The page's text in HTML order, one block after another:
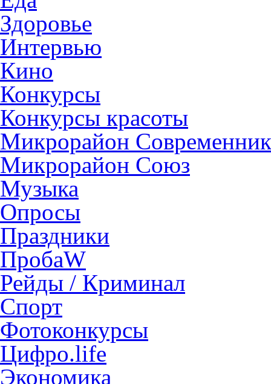
Здоровье
Интервью
Кино
Конкурсы
Конкурсы красоты
Микрорайон Современник
Микрорайон Союз
Музыка
Опросы
Праздники
ПробаW
Рейды / Криминал
Спорт
Фотоконкурсы
Цифро.life
Экономика